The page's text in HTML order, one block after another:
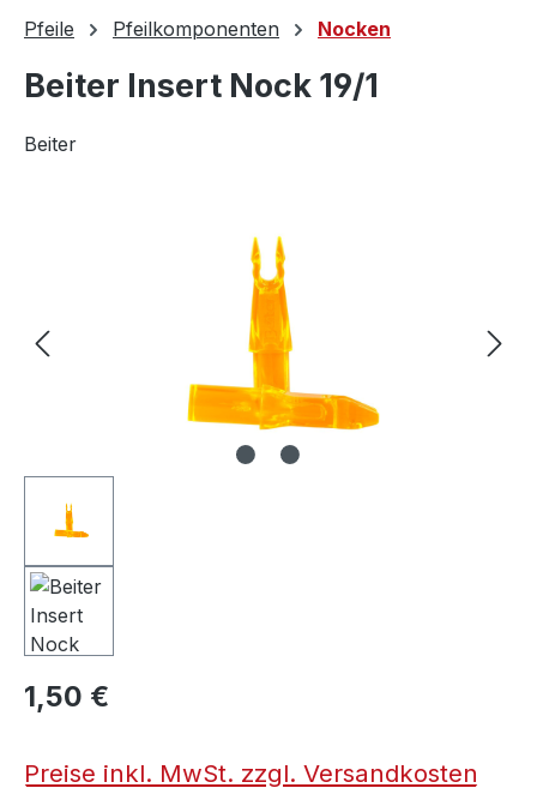
Pfeile Pfeilkomponenten Nocken
Beiter Insert Nock 19/1
Beiter
1,50 €
Preise inkl. MwSt. zzgl. Versandkosten